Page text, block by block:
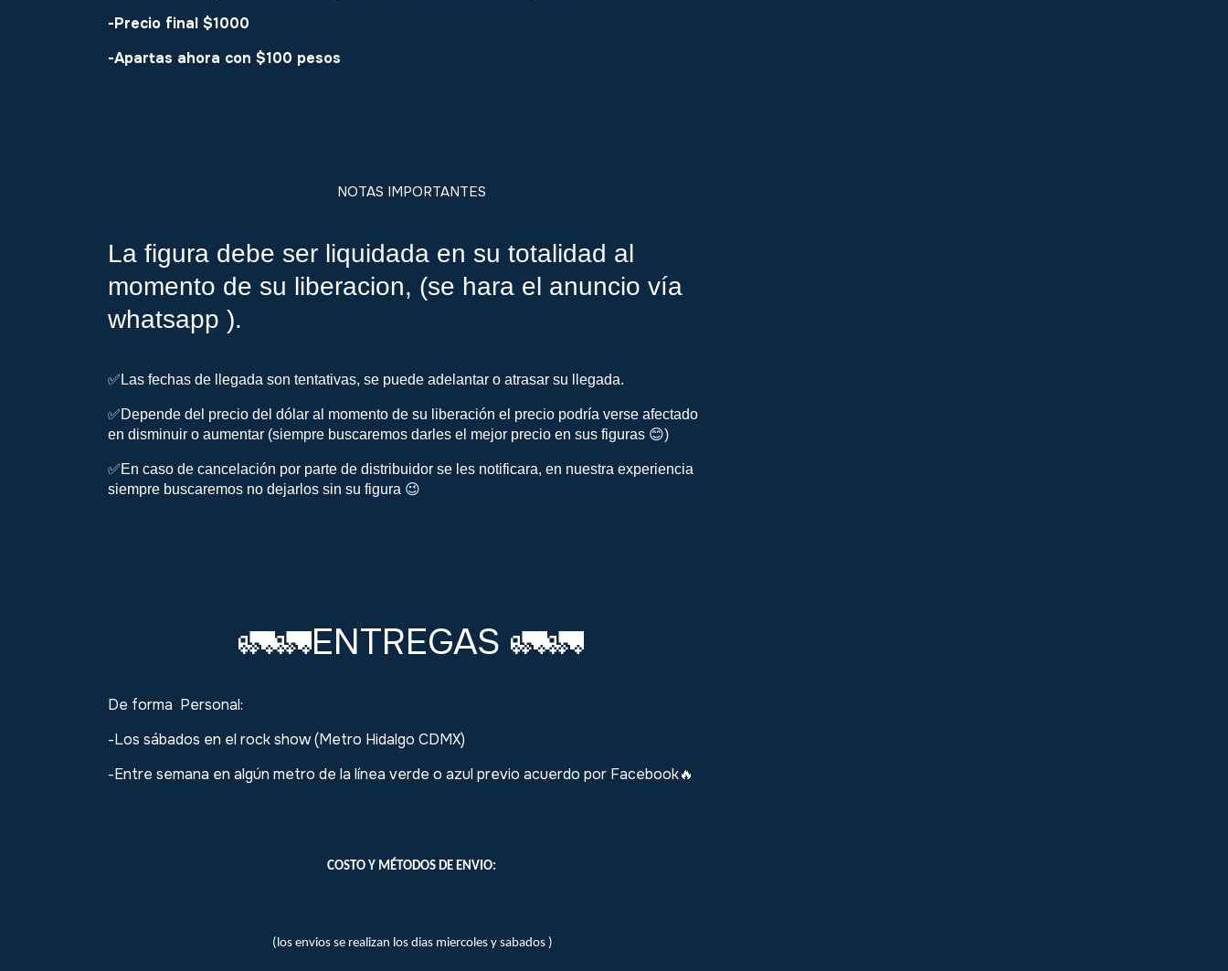
-Precio final $1000
-Apartas ahora con $100 pesos
NOTAS IMPORTANTES
La figura debe ser liquidada en su totalidad al
momento de su liberacion, (se hara el anuncio vía
whatsapp ).
✅Las fechas de llegada son tentativas, se puede adelantar o atrasar su llegada.
✅Depende del precio del dólar al momento de su liberación el precio podría verse afectado
en disminuir o aumentar (siempre buscaremos darles el mejor precio en sus figuras 😊)
✅En caso de cancelación por parte de distribuidor se les notificara, en nuestra experiencia
siempre buscaremos no dejarlos sin su figura 😉
🚛🚛ENTREGAS🚛🚛
De forma Personal:
-Los sábados en el rock show (Metro Hidalgo CDMX)
-Entre semana en algún metro de la línea verde o azul previo acuerdo por Facebook🔥
COSTO Y MÉTODOS DE ENVIO:
(los envios se realizan los dias miercoles y sabados )